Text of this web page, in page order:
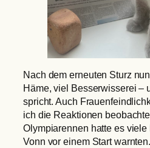
Nach dem erneuten Sturz
Häme, viel Besserwisserei –
spricht. Auch
ich die Reaktionen
Olympiarennen hatte es
Vonn vor einem Start